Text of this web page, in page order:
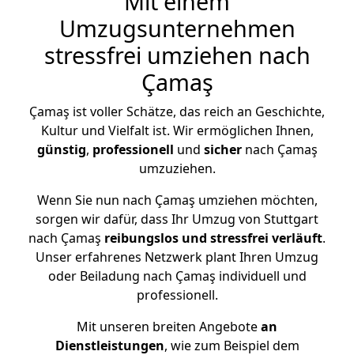
Umzugsunternehmen
stressfrei umziehen nach
Çamaş
Çamaş ist voller Schätze, das reich an Geschichte,
Kultur und Vielfalt ist. Wir ermöglichen Ihnen,
günstig, professionell und sichernach Çamaş
umzuziehen.
Wenn Sie nun nach Çamaş umziehen möchten,
sorgen wir dafür, dass Ihr Umzug von Stuttgart
nach Çamaş reibungslos und stressfrei verläuft.
Unser erfahrenes Netzwerk plant Ihren Umzug
oder Beiladung nach Çamaş individuell und
professionell.
Mit unseren breiten Angebotean
Dienstleistungen, wie zum Beispiel dem